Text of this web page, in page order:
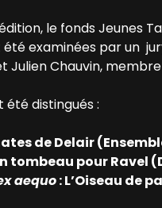
le fonds Jeunes
été examinées par un
Julien Chauvin,
distingués :
de Delair
tombeau pour Ravel
aequo: L’Oiseau de